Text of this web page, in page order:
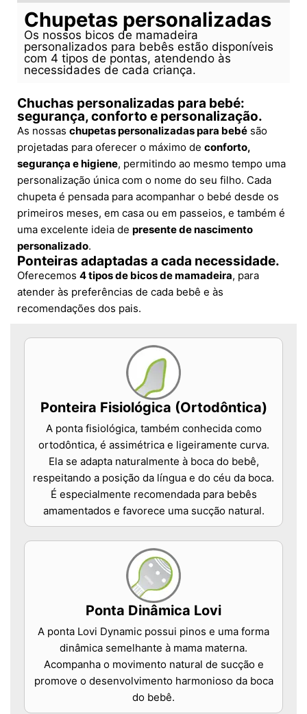
Chupetas personalizadas
Os nossos bicos de mamadeira
personalizados para bebês estão disponíveis
com 4 tipos de pontas, atendendo às
necessidades de cada criança.
Chuchas personalizadas para bebé:
segurança, conforto e personalização.
As nossas chupetas personalizadas para bebé são
projetadas para oferecer o máximo de conforto,
segurança e higiene, permitindo ao mesmo tempo uma
personalização única com o nome do seu filho. Cada
chupeta é pensada para acompanhar o bebé desde os
primeiros meses, em casa ou em passeios, e também é
uma excelente ideia de presente de nascimento
personalizado.
Ponteiras adaptadas a cada necessidade.
Oferecemos 4 tipos de bicos de mamadeira, para
atender às preferências de cada bebê e às
recomendações dos pais.
Ponteira Fisiológica (Ortodôntica)
A ponta fisiológica, também conhecida como
ortodôntica, é assimétrica e ligeiramente curva.
Ela se adapta naturalmente à boca do bebê,
respeitando a posição da língua e do céu da boca.
É especialmente recomendada para bebês
amamentados e favorece uma sucção natural.
Ponta Dinâmica Lovi
A ponta Lovi Dynamic possui pinos e uma forma
dinâmica semelhante à mama materna.
Acompanha o movimento natural de sucção e
promove o desenvolvimento harmonioso da boca
do bebê.